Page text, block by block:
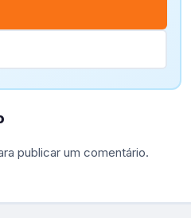
publicar um comentário.